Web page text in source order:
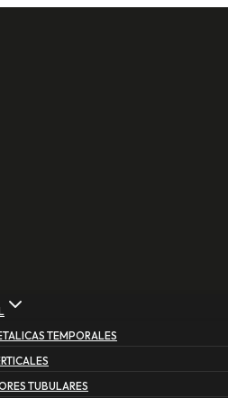
TEMPORALES
TUBULARES